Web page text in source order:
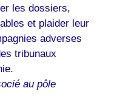
les dossiers,
et plaider leur
adverses
tribunaux
au pôle